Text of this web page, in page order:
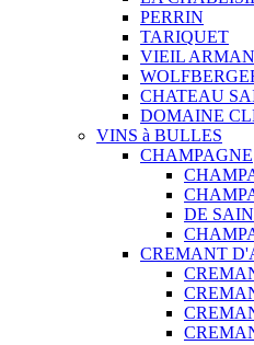
PERRIN
TARIQUET
VIEIL
CHATEAU
DOMAINE
VINS à BULLES
CHAMPAGNE
DE
CREMANT